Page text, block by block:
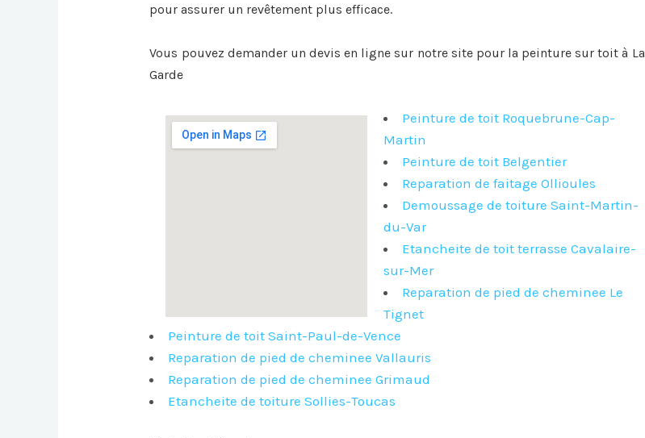
pour assurer un revêtement plus efficace.
Vous pouvez demander un devis en ligne sur notre site pour la peinture sur toit à La
Garde
Peinture de toit Roquebrune-Cap-
Martin
Peinture de toit Belgentier
Reparation de faitage Ollioules
Demoussage de toiture Saint-Martin-
du-Var
Etancheite de toit terrasse Cavalaire-
sur-Mer
Reparation de pied de cheminee Le
Tignet
Peinture de toit Saint-Paul-de-Vence
Reparation de pied de cheminee Vallauris
Reparation de pied de cheminee Grimaud
Etancheite de toiture Sollies-Toucas